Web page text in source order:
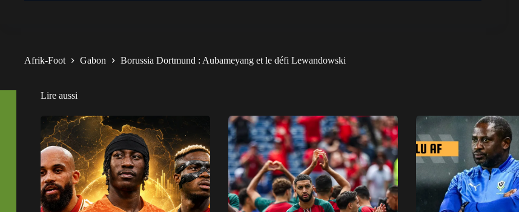
Afrik-Foot Gabon Borussia Dortmund : Aubameyang et le défi Lewandowski
Lire aussi